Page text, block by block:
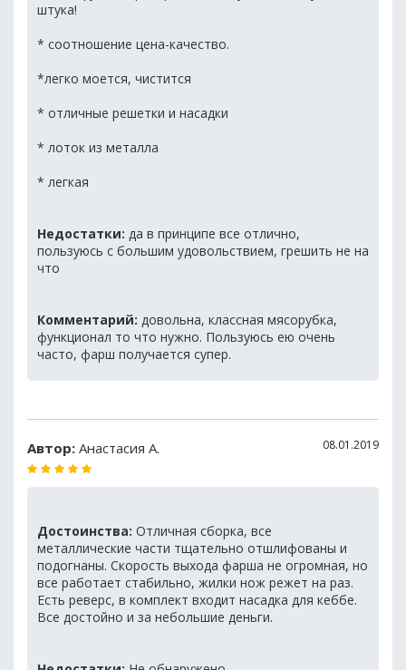
штука!
* соотношение цена-качество.
*легко моется, чистится
* отличные решетки и насадки
* лоток из металла
* легкая
Недостатки: да в принципе все отлично,
пользуюсь с большим удовольствием, грешить не на
что
Комментарий: довольна, классная мясорубка,
функционал то что нужно. Пользуюсь ею очень
часто, фарш получается супер.
Автор: Анастасия А. 08.01.2019
Достоинства: Отличная сборка, все
металлические части тщательно отшлифованы и
подогнаны. Скорость выхода фарша не огромная, но
все работает стабильно, жилки нож режет на раз.
Есть реверс, в комплект входит насадка для кеббе.
Все достойно и за небольшие деньги.